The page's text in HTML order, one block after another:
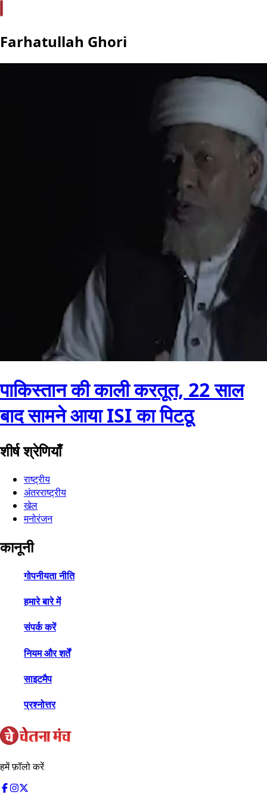
Farhatullah Ghori
पाकिस्तान की काली करतूत, 22 साल
बाद सामने आया ISI का पिटठू
शीर्ष श्रेणियाँ
राष्ट्रीय
अंतरराष्ट्रीय
खेल
मनोरंजन
कानूनी
गोपनीयता नीति
हमारे बारे में
संपर्क करें
नियम और शर्तें
साइटमैप
प्रश्नोत्तर
हमें फ़ॉलो करें